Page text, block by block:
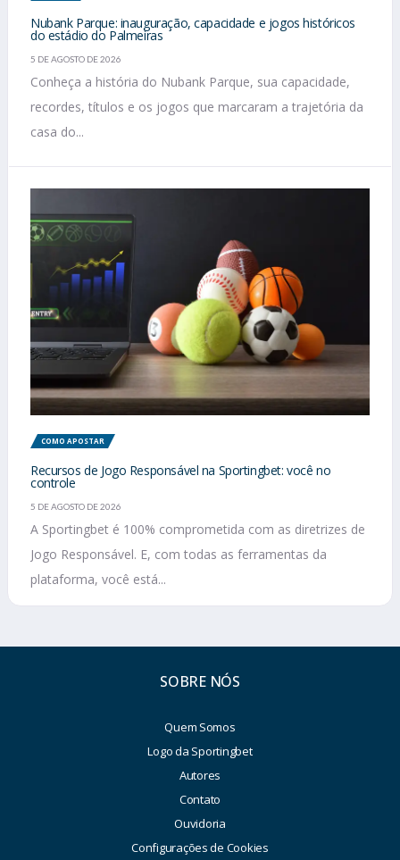
Nubank Parque: inauguração, capacidade e jogos históricos
do estádio do Palmeiras
5 DE AGOSTO DE 2026
Conheça a história do Nubank Parque, sua capacidade,
recordes, títulos e os jogos que marcaram a trajetória da
casa do...
COMO APOSTAR
Recursos de Jogo Responsável na Sportingbet: você no
controle
5 DE AGOSTO DE 2026
A Sportingbet é 100% comprometida com as diretrizes de
Jogo Responsável. E, com todas as ferramentas da
plataforma, você está...
SOBRE NÓS
Quem Somos
Logo da Sportingbet
Autores
Contato
Ouvidoria
Configurações de Cookies